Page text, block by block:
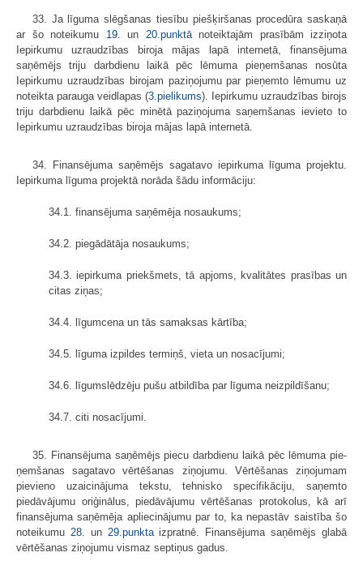
33. Ja līguma slēgšanas tiesību piešķiršanas procedūra saskaņā
ar šo noteikumu 19. un 20.punktānoteiktajām prasībām izziņota
Iepirkumu uzraudzības biroja mājas lapā internetā, finansējuma
saņēmējs triju darbdienu laikā pēc lēmuma pieņemšanas nosūta
Iepirkumu uzraudzības birojam paziņojumu par pieņemto lēmumu uz
noteikta parauga veidlapas (3.pielikums). Iepirkumu uzraudzības birojs
triju darbdienu laikā pēc minētā paziņojuma saņemšanas ievieto to
Iepirkumu uzraudzības biroja mājas lapā internetā.
34. Finansējuma saņēmējs sagatavo iepirkuma līguma projektu.
Iepirkuma līguma projektā norāda šādu informāciju:
34.1. finansējuma saņēmēja nosaukums;
34.2. piegādātāja nosaukums;
34.3. iepirkuma priekšmets, tā apjoms, kvalitātes prasības un
citas ziņas;
34.4. līgumcena un tās samaksas kārtība;
34.5. līguma izpildes termiņš, vieta un nosacījumi;
34.6. līgumslēdzēju pušu atbildība par līguma neizpildīšanu;
34.7. citi nosacījumi.
35. Finansējuma saņēmējs piecu darbdienu laikā pēc lēmuma pie­
ņemšanas sagatavo vērtēšanas ziņojumu. Vērtēšanas ziņojumam
pievieno uzaicinājuma tekstu, tehnisko specifikāciju, saņemto
piedāvājumu oriģinālus, piedāvājumu vērtēšanas protokolus, kā arī
finansējuma saņēmēja apliecinājumu par to, ka nepastāv saistība šo
noteikumu 28. un 29.punktaizpratnē. Finansējuma saņēmējs glabā
vērtēšanas ziņojumu vismaz septiņus gadus.